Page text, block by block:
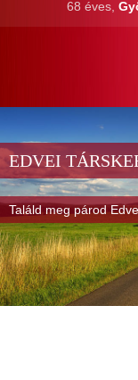
68 éves,
EDVEI
Találd meg párod